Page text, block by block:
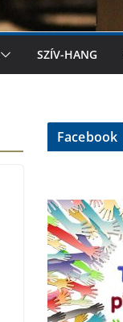
SZÍV-HANG
Facebook